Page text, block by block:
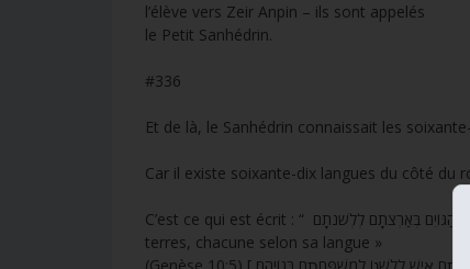
l’élève vers Zeir Anpin – ils sont appelés
le Petit Sanhédrin.
#336
Et de là, le Sanhédrin connaissait les
Car il existe soixante-dix langues du côté du
C’est ce qui est écrit : “ מֵאֵלֶּה נִפְרְדוּ אִיֵּי הַגּוֹיִם בְּאַרְצֹתָם לְלְשֹׁנֹתָם” “De ceux-là se séparèrent les îles des nations dans leurs
terres, chacune selon sa langue »